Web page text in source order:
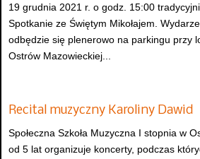
19 grudnia 2021 r. o godz. 15:00
Spotkanie ze Świętym Mikołajem.
odbędzie się plenerowo na parkingu przy
Ostrów Mazowieckiej...
Recital muzyczny Karoliny Dawid
Społeczna Szkoła Muzyczna I stopnia w
od 5 lat organizuje koncerty, podczas